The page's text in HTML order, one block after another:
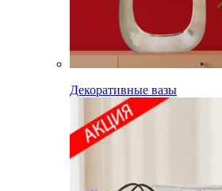
Декоративные вазы